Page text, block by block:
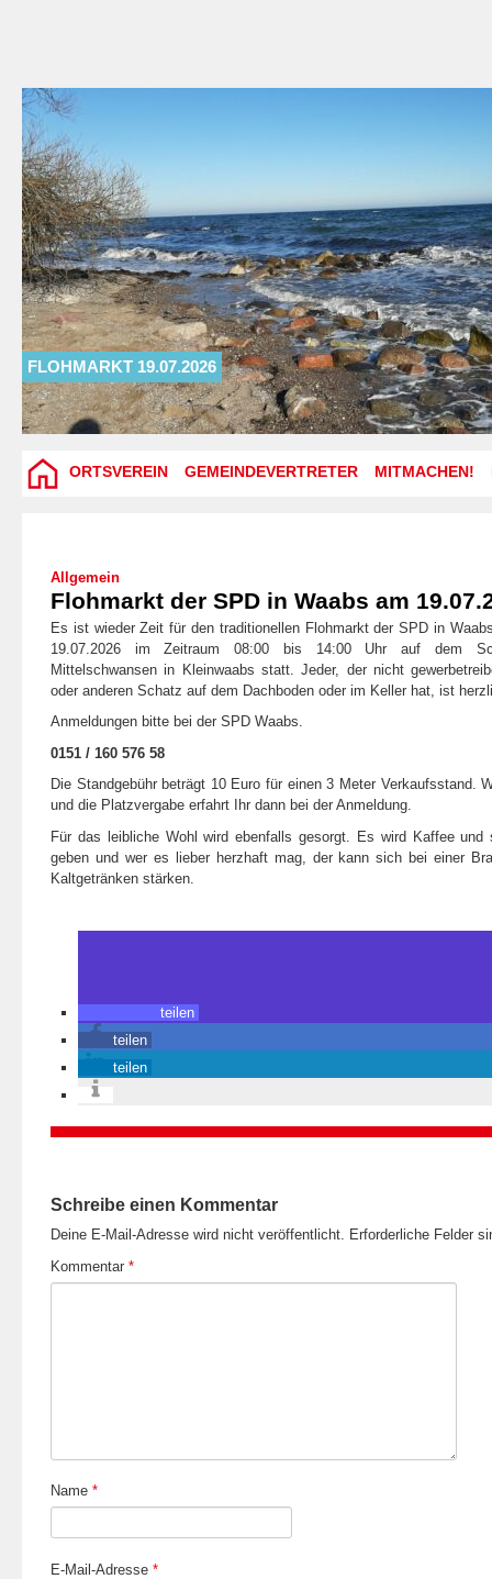
FLOHMARKT 19.07.2026
ORTSVEREIN GEMEINDEVERTRETER MITMACHEN!
Allgemein
Flohmarkt der SPD in Waabs am
Es ist wieder Zeit für den traditionellen Flohmarkt der SPD in
19.07.2026 im Zeitraum 08:00 bis 14:00 Uhr auf dem
Mittelschwansen in Kleinwaabs statt. Jeder, der nicht
oder anderen Schatz auf dem Dachboden oder im Keller hat, ist
Anmeldungen bitte bei der SPD Waabs.
0151 / 160 576 58
Die Standgebühr beträgt 10 Euro für einen 3 Meter Verkaufsstand.
und die Platzvergabe erfahrt Ihr dann bei der Anmeldung.
Für das leibliche Wohl wird ebenfalls gesorgt. Es wird Kaffee und
geben und wer es lieber herzhaft mag, der kann sich bei einer
Kaltgetränken stärken.
teilen
teilen
teilen
Schreibe einen Kommentar
Deine E-Mail-Adresse wird nicht veröffentlicht. Erforderliche Felder
Kommentar *
Name *
E-Mail-Adresse *